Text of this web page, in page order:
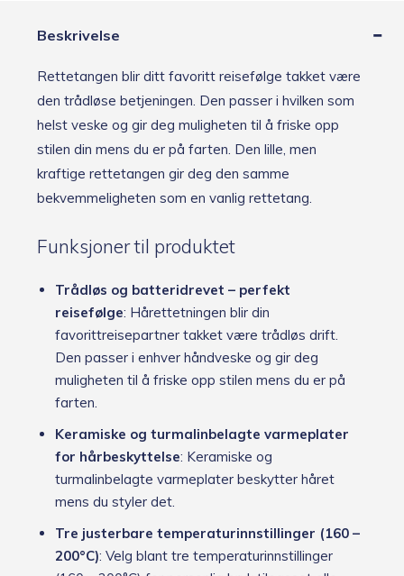
antallBeskrivelse
Rettetangen blir ditt favoritt reisefølge takket være
den trådløse betjeningen. Den passer i hvilken som
helst veske og gir deg muligheten til å friske opp
stilen din mens du er på farten. Den lille, men
kraftige rettetangen gir deg den samme
bekvemmeligheten som en vanlig rettetang.
Funksjoner til produktet
Trådløs og batteridrevet – perfekt
reisefølge: Hårettetningen blir din
favorittreisepartner takket være trådløs drift.
Den passer i enhver håndveske og gir deg
muligheten til å friske opp stilen mens du er på
farten.
Keramiske og turmalinbelagte varmeplater
for hårbeskyttelse: Keramiske og
turmalinbelagte varmeplater beskytter håret
mens du styler det.
Tre justerbare temperaturinnstillinger (160 –
200°C): Velg blant tre temperaturinnstillinger